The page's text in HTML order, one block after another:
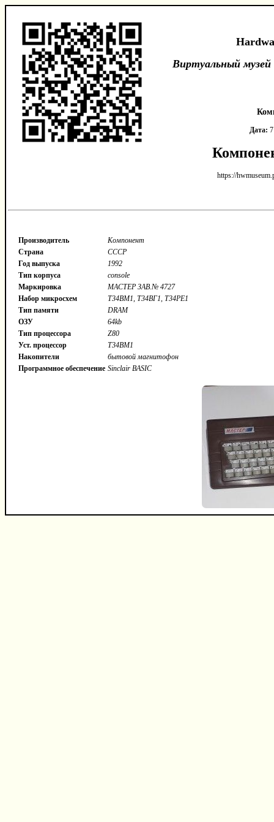
Виртуальный
Дата:
https://
Производитель
Компонент
Страна
СССР
Год выпуска
1992
Тип корпуса
console
Маркировка
МАСТЕР ЗАВ.№ 4727
Набор микросхем
Т34ВМ1, Т34ВГ1, Т34РЕ1
Тип памяти
DRAM
ОЗУ
64kb
Тип процессора
Z80
Уст. процессор
Т34ВМ1
Накопители
бытовой магнитофон
Программное обеспечение Sinclair BASIC